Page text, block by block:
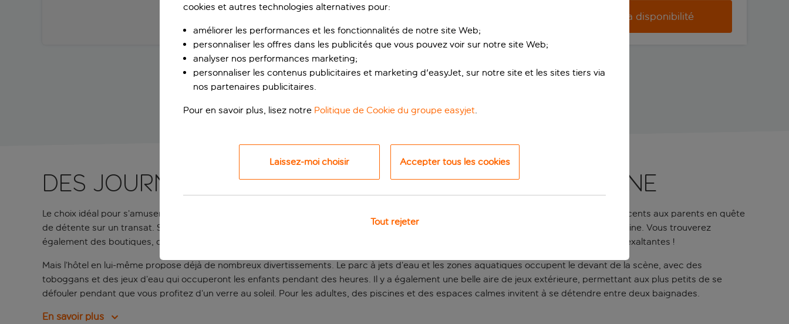
Vérifier la disponibilité
Des journées bien remplies au bord de la piscine
Le choix idéal pour s’amuser en famille sous le soleil de Ténérife, cet hôtel de Costa Adeje fait le bonheur de tous, des tout-petits et adolescents aux parents en quête
de détente sur un transat. Situé sur le front de mer avec accès direct à la plage, il vous permet d’alterner à votre guise entre plage et piscine. Vous trouverez
également des boutiques, des cafés et la promenade à quelques pas, ainsi que le Siam Park tout proche pour des vacances encore plus exaltantes !
Mais l’hôtel en lui-même propose déjà de nombreux divertissements. Le parc à jets d’eau et les zones aquatiques occupent le devant de la scène, avec des
toboggans et des jeux d’eau qui occuperont les enfants pendant des heures. Il y a également une belle aire de jeux extérieure, permettant aux plus petits de se
défouler pendant que vous profitez d’un verre au soleil. Pour les adultes, des piscines et des espaces calmes invitent à se détendre entre deux baignades.
En savoir plus
cookies et autres technologies alternatives pour:
améliorer les performances et les fonctionnalités de notre site Web;
personnaliser les offres dans les publicités que vous pouvez voir sur notre site Web;
analyser nos performances marketing;
personnaliser les contenus publicitaires et marketing d'easyJet, sur notre site et les sites tiers via
nos partenaires publicitaires.
Pour en savoir plus, lisez notre Politique de Cookie du groupe easyjet
Laissez-moi choisir Accepter tous les cookies
Tout rejeter